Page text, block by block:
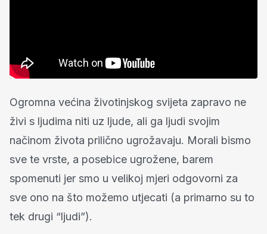
Ogromna većina životinjskog svijeta zapravo ne
živi s ljudima niti uz ljude, ali ga ljudi svojim
načinom života prilično ugrožavaju. Morali bismo
sve te vrste, a posebice ugrožene, barem
spomenuti jer smo u velikoj mjeri odgovorni za
sve ono na što možemo utjecati (a primarno su to
tek drugi “ljudi”).